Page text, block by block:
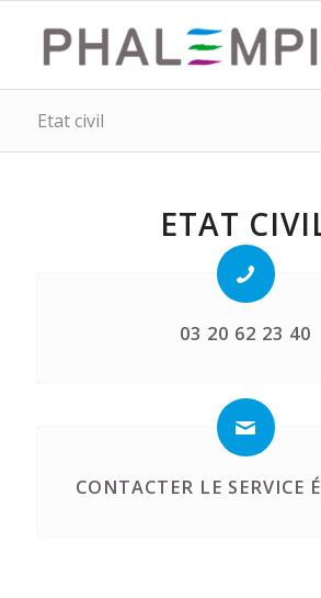
Etat civil
ETAT
03 20 62 23 40
CONTACTER LE SERVICE